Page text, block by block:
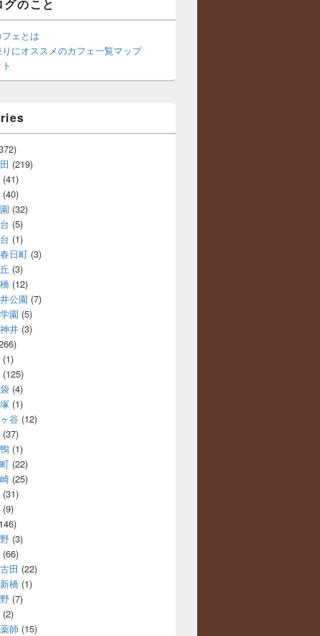
のこと
ェとは
にオススメのカフェ一覧マップ
(219)
(41)
(40)
(32)
(5)
(1)
日町(3)
(3)
(12)
公園 (7)
園 (5)
井(3)
(1)
(125)
(4)
(1)
谷(12)
(37)
(1)
(22)
(25)
(31)
(9)
(3)
(66)
田 (22)
橋(1)
(7)
(2)
師(15)